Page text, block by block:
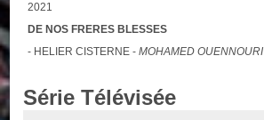
2021
DE NOS FRERES BLESSES
- HELIER CISTERNE -MOHAMED OUENNOURI
Série Télévisée